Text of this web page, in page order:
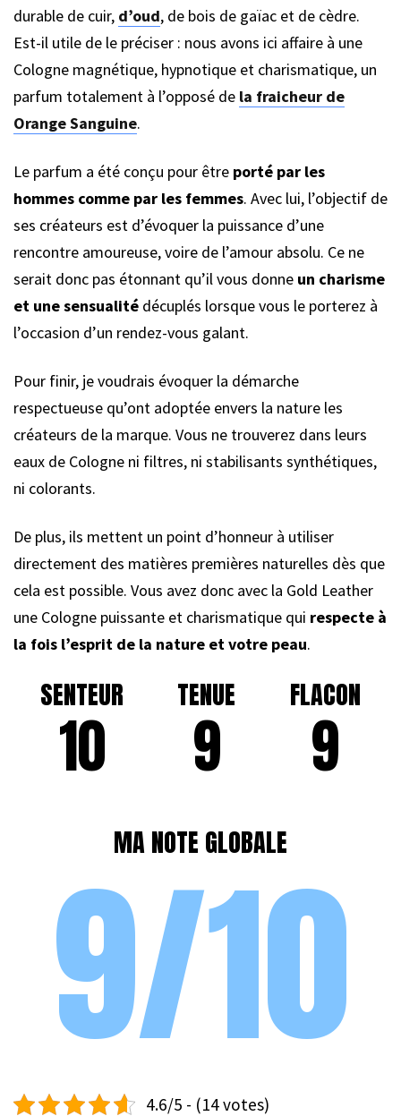
durable de cuir, d’oud, de bois de gaïac et de cèdre.
Est-il utile de le préciser : nous avons ici affaire à une
Cologne magnétique, hypnotique et charismatique, un
parfum totalement à l’opposé de la fraicheur de
Orange Sanguine.
Le parfum a été conçu pour être porté par les
hommes comme par les femmes. Avec lui, l’objectif de
ses créateurs est d’évoquer la puissance d’une
rencontre amoureuse, voire de l’amour absolu. Ce ne
serait donc pas étonnant qu’il vous donne un charisme
et une sensualité décuplés lorsque vous le porterez à
l’occasion d’un rendez-vous galant.
Pour finir, je voudrais évoquer la démarche
respectueuse qu’ont adoptée envers la nature les
créateurs de la marque. Vous ne trouverez dans leurs
eaux de Cologne ni filtres, ni stabilisants synthétiques,
ni colorants.
De plus, ils mettent un point d’honneur à utiliser
directement des matières premières naturelles dès que
cela est possible. Vous avez donc avec la Gold Leather
une Cologne puissante et charismatique qui respecte à
la fois l’esprit de la nature et votre peau.
SENTEUR
10
TENUE
9
FLACON
9
MA NOTE GLOBALE
9/10
4.6/5 - (14 votes)